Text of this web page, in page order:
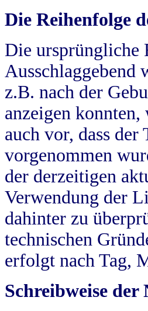
Die Reihenfolge
Die ursprüngliche
Ausschlaggebend
z.B. nach der
anzeigen
auch vor, dass
vorgenommen
der derzeitigen
Verwendung der
dahinter zu
technischen
erfolgt nach Tag,
Schreibweise der